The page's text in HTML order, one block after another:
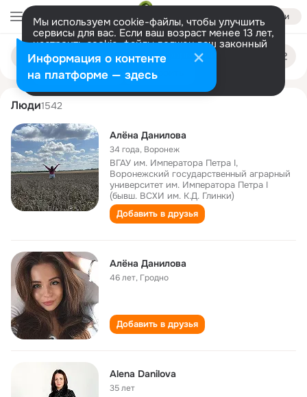
Войти
Мы используем cookie-файлы, чтобы улучшить
сервисы для вас. Если ваш возраст менее 13 лет,
настроить cookie-файлы должен ваш законный
представитель. Больше информации
Разрешить все Настроить
Поиск
людям
alena danilova
Люди1542
Алёна Данилова
34 года, Воронеж
ВГАУ им. Императора Петра I,
Воронежский государственный аграрный
университет им. Императора Петра I
(бывш. ВСХИ им. К.Д. Глинки)
Добавить в друзья
Алёна Данилова
46 лет, Гродно
Добавить в друзья
Alena Danilova
35 лет
Информация о контенте
на платформе — здесь